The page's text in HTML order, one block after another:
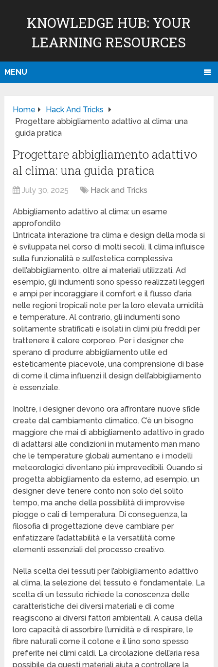
KNOWLEDGE HUB: YOUR
LEARNING RESOURCES
MENU
Home
Hack And Tricks
Progettare abbigliamento adattivo al clima: una
guida pratica
Progettare abbigliamento adattivo
al clima: una guida pratica
July 30, 2025 Hack and Tricks
Abbigliamento adattivo al clima: un esame
approfondito
L’intricata interazione tra clima e design della moda si
è sviluppata nel corso di molti secoli. Il clima influisce
sulla funzionalità e sull’estetica complessiva
dell’abbigliamento, oltre ai materiali utilizzati. Ad
esempio, gli indumenti sono spesso realizzati leggeri
e ampi per incoraggiare il comfort e il flusso d’aria
nelle regioni tropicali note per la loro elevata umidità
e temperature. Al contrario, gli indumenti sono
solitamente stratificati e isolati in climi più freddi per
trattenere il calore corporeo. Per i designer che
sperano di produrre abbigliamento utile ed
esteticamente piacevole, una comprensione di base
di come il clima influenzi il design dell’abbigliamento
è essenziale.
Inoltre, i designer devono ora affrontare nuove sfide
create dal cambiamento climatico. C’è un bisogno
maggiore che mai di abbigliamento adattivo in grado
di adattarsi alle condizioni in mutamento man mano
che le temperature globali aumentano e i modelli
meteorologici diventano più imprevedibili. Quando si
progetta abbigliamento da esterno, ad esempio, un
designer deve tenere conto non solo del solito
tempo, ma anche della possibilità di improvvise
piogge o cali di temperatura. Di conseguenza, la
filosofia di progettazione deve cambiare per
enfatizzare l’adattabilità e la versatilità come
elementi essenziali del processo creativo.
Nella scelta dei tessuti per l’abbigliamento adattivo
al clima, la selezione del tessuto è fondamentale. La
scelta di un tessuto richiede la conoscenza delle
caratteristiche dei diversi materiali e di come
reagiscono ai diversi fattori ambientali. A causa della
loro capacità di assorbire l’umidità e di respirare, le
fibre naturali come il cotone e il lino sono spesso
preferite nei climi caldi. La circolazione dell’aria resa
possibile da questi materiali aiuta a controllare la